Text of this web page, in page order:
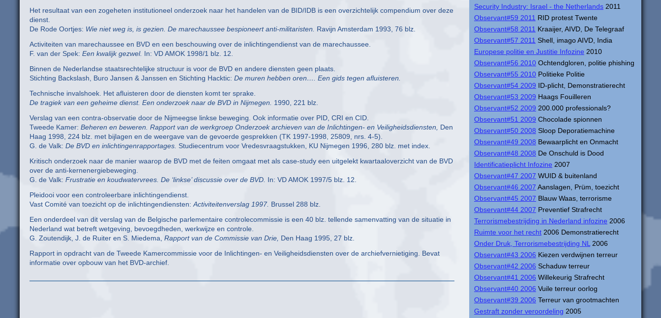
Security Industry: Israel - the Netherlands 2011
Observant#59 2011 RID protest Twente
Observant#58 2011 Kraaijer, AIVD, De Telegraaf
Observant#57 2011 Shell, imago AIVD, India
Europese politie en Justitie Infozine 2010
Observant#56 2010 Ochtendgloren, politie phishing
Observant#55 2010 Politieke Politie
Observant#54 2009 ID-plicht, Demonstratierecht
Observant#53 2009 Haags Fouilleren
Observant#52 2009 200.000 professionals?
Observant#51 2009 Chocolade spionnen
Observant#50 2008 Sloop Deporatiemachine
Observant#49 2008 Bewaarplicht en Onmacht
Observant#48 2008 De Onschuld is Dood
Identificatieplicht Infozine 2007
Observant#47 2007 WUID & buitenland
Observant#46 2007 Aanslagen, Prüm, toezicht
Observant#45 2007 Blauw Waas, terrorisme
Observant#44 2007 Preventief Strafrecht
Terrorismebestrijding in Nederland infozine 2006
Ruimte voor het recht 2006 Demonstratierecht
Onder Druk, Terrorismebestrijding NL 2006
Observant#43 2006 Kiezen verdwijnen terreur
Observant#42 2006 Schaduw terreur
Observant#41 2006 Willekeurig Strafrecht
Observant#40 2006 Vuile terreur oorlog
Observant#39 2006 Terreur van grootmachten
Gestraft zonder veroordeling 2005
Het resultaat van een zogeheten institutioneel onderzoek naar het handelen van de BID/IDB is een overzichtelijk compendium over deze
dienst.
De Rode Oortjes: Wie niet weg is, is gezien. De marechaussee bespioneert anti-militaristen.
Ravijn Amsterdam 1993, 76 blz.
Activiteiten van marechaussee en BVD en een beschouwing over de inlichtingendienst van de marechaussee.
F. van der Spek: Een kwalijk gezwel. In: VD AMOK 1998/1 blz. 12.
Binnen de Nederlandse staatsrechtelijke structuur is voor de BVD en andere diensten geen plaats.
Stichting Backslash, Buro Jansen & Janssen en Stichting Hacktic: De muren hebben oren…. Een gids tegen afluisteren.
Technische invalshoek. Het afluisteren door de diensten komt ter sprake.
De tragiek van een geheime dienst. Een onderzoek naar de BVD in Nijmegen.
1990, 221 blz.
Verslag van een contra-observatie door de Nijmeegse linkse beweging. Ook informatie over PID, CRI en CID.
Tweede Kamer: Beheren en beweren. Rapport van de werkgroep Onderzoek archieven van de Inlichtingen- en Veiligheidsdiensten,
Den
Haag 1998, 224 blz. met bijlagen en de weergave van de gevoerde gesprekken (TK 1997-1998, 25809, nrs. 4-5).
G. de Valk: De BVD en inlichtingenrapportages. Studiecentrum voor Vredesvraagstukken, KU Nijmegen 1996, 280 blz. met index.
Kritisch onderzoek naar de manier waarop de BVD met de feiten omgaat met als case-study een uitgelekt kwartaaloverzicht van de BVD
over de anti-kernenergiebeweging.
G. de Valk: Frustratie en koudwatervrees. De ‘linkse’ discussie over de BVD. In: VD AMOK 1997/5 blz. 12.
Pleidooi voor een controleerbare inlichtingendienst.
Vast Comité van toezicht op de inlichtingendiensten: Activiteitenverslag 1997. Brussel 288 blz.
Een onderdeel van dit verslag van de Belgische parlementaire controlecommissie is een 40 blz. tellende samenvatting van de situatie in
Nederland wat betreft wetgeving, bevoegdheden, werkwijze en controle.
G. Zoutendijk, J. de Ruiter en S. Miedema, Rapport van de Commissie van Drie, Den Haag 1995, 27 blz.
Rapport in opdracht van de Tweede Kamercommissie voor de Inlichtingen- en Veiligheidsdiensten over de archiefvernietiging. Bevat
informatie over opbouw van het BVD-archief.